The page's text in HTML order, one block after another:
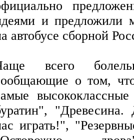
и предложили
автобусе сборной
всего
о том, что
играть!",